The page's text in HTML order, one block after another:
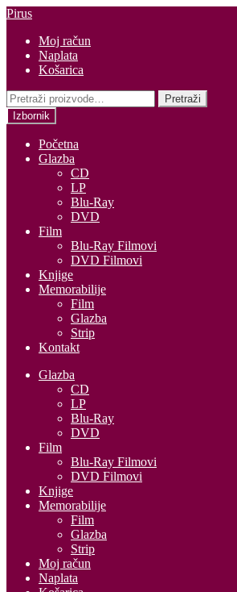
Preskoči
navigaciju
Skoči
sadržaja
Pirus
Moj račun
Naplata
Košarica
Pretraži:
Pretraži
Izbornik
Početna
Glazba
CD
LP
Blu-Ray
DVD
Film
Blu-Ray Filmovi
DVD Filmovi
Knjige
Memorabilije
Film
Glazba
Strip
Kontakt
Glazba
CD
LP
Blu-Ray
DVD
Film
Blu-Ray Filmovi
DVD Filmovi
Knjige
Memorabilije
Film
Glazba
Strip
Moj račun
Naplata